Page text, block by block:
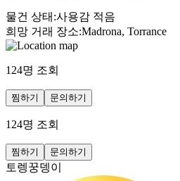
물건 상태 :사용감 적음
희망 거래 장소:Madrona, Torrance
124명 조회
찜하기 문의하기
124명 조회
찜하기 문의하기
토렝꿍뎅이